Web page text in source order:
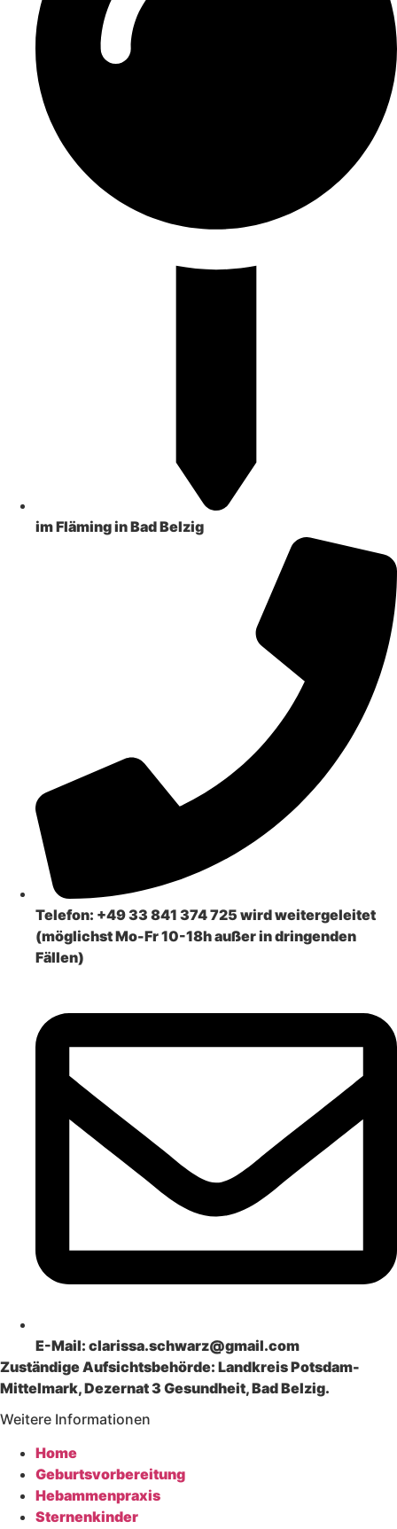
im Fläming in Bad Belzig
Telefon: +49 33 841 374 725 wird weitergeleitet
(möglichst Mo-Fr 10-18h außer in dringenden
Fällen)
E-Mail: clarissa.schwarz@gmail.com
Zuständige Aufsichtsbehörde: Landkreis Potsdam-
Mittelmark, Dezernat 3 Gesundheit, Bad Belzig.
Weitere Informationen
Home
Geburtsvorbereitung
Hebammenpraxis
Sternenkinder